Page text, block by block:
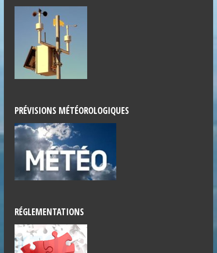
PRÉVISIONS MÉTÉOROLOGIQUES
RÉGLEMENTATIONS